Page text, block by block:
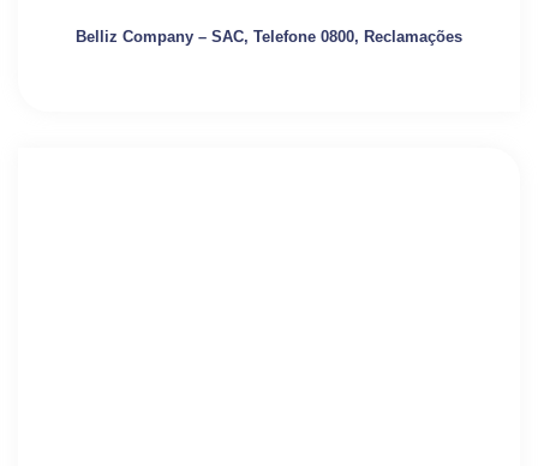
Belliz Company – SAC, Telefone 0800, Reclamações